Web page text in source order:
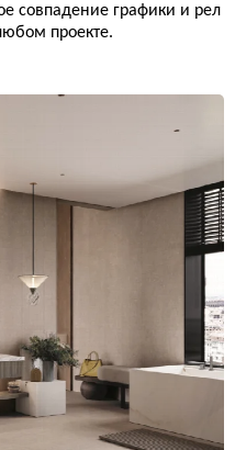
совпадение графики и рел
проекте.